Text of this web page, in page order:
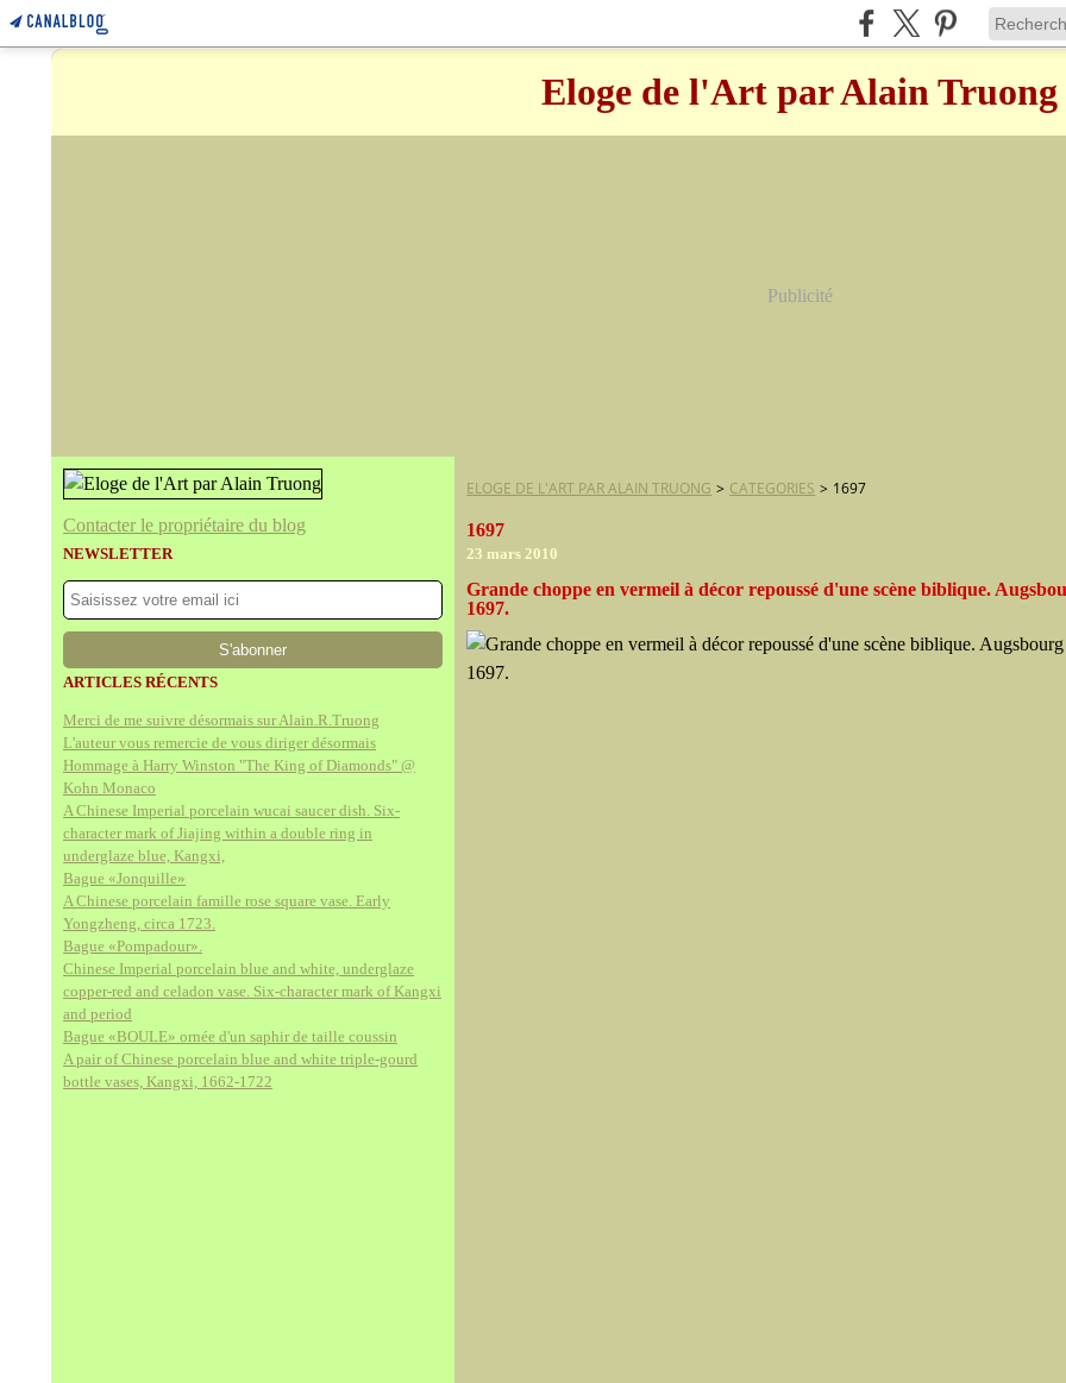
Eloge de l'Art par Alain Truong
Publicité
Contacter le propriétaire du blog
NEWSLETTER
ARTICLES RÉCENTS
Merci de me suivre désormais sur Alain.R.Truong
L'auteur vous remercie de vous diriger désormais
Hommage à Harry Winston "The King of Diamonds" @
Kohn Monaco
A Chinese Imperial porcelain wucai saucer dish. Six-
character mark of Jiajing within a double ring in
underglaze blue, Kangxi,
Bague «Jonquille»
A Chinese porcelain famille rose square vase. Early
Yongzheng, circa 1723.
Bague «Pompadour».
Chinese Imperial porcelain blue and white, underglaze
copper-red and celadon vase. Six-character mark of Kangxi
and period
Bague «BOULE» ornée d'un saphir de taille coussin
A pair of Chinese porcelain blue and white triple-gourd
bottle vases, Kangxi, 1662-1722
ELOGE DE L'ART PAR ALAIN TRUONG > CATEGORIES > 1697
1697
23 mars 2010
Grande choppe en vermeil à décor repoussé d'une scène biblique.
1697.